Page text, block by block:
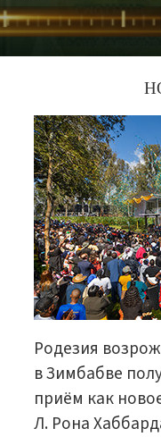
Родезия
в Зимбабве
приём как
Л. Рона